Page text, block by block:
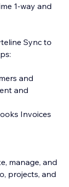
1-way and
Sync to
and
and
Invoices
manage, and
projects, and